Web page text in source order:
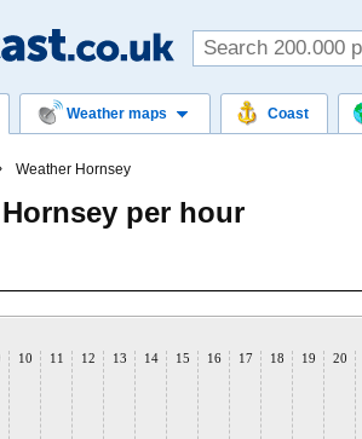
Weather maps Coast
Weather Hornsey
per hour
10 11 12 13 14 15 16 17 18 19 20